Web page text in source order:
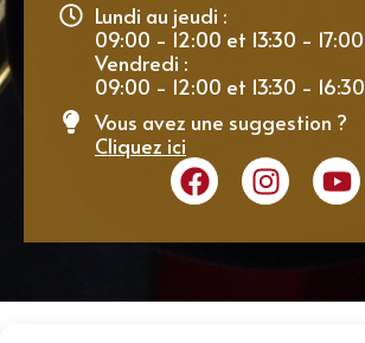
Lundi au jeudi :
09:00 - 12:00 et 13:30 - 17:00
Vendredi :
09:00 - 12:00 et 13:30 - 16:30
Vous avez une suggestion ?
Cliquez ici